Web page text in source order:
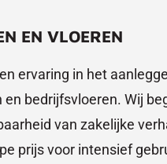
EN VLOEREN
ervaring in het
bedrijfsvloeren. Wij
van zakelijke
prijs voor intensief